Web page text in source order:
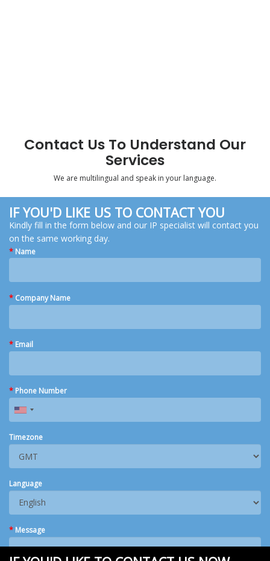
Contact Us To Understand Our
Services
We are multilingual and speak in your language.
IF YOU'D LIKE US TO CONTACT YOU
Kindly fill in the form below and our IP specialist will contact you
on the same working day.
* Name
* Company Name
* Email
* Phone Number
Timezone
Language
* Message